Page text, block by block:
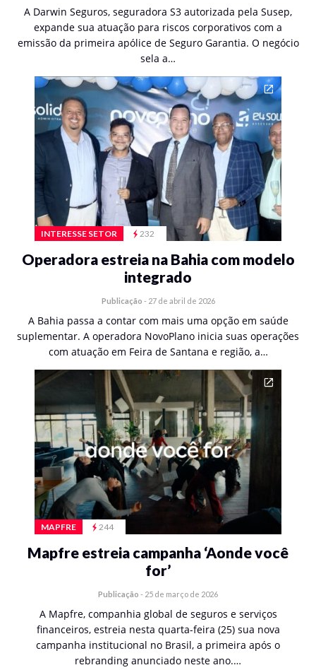
A Darwin Seguros, seguradora S3 autorizada pela Susep,
expande sua atuação para riscos corporativos com a
emissão da primeira apólice de Seguro Garantia. O negócio
sela a…
INTERESSE SETOR 232
Operadora estreia na Bahia com modelo
integrado
Publicação - 27 de abril de 2026
A Bahia passa a contar com mais uma opção em saúde
suplementar. A operadora NovoPlano inicia suas operações
com atuação em Feira de Santana e região, a…
MAPFRE 244
Mapfre estreia campanha ‘Aonde você
for’
Publicação - 25 de março de 2026
A Mapfre, companhia global de seguros e serviços
financeiros, estreia nesta quarta-feira (25) sua nova
campanha institucional no Brasil, a primeira após o
rebranding anunciado neste ano.…